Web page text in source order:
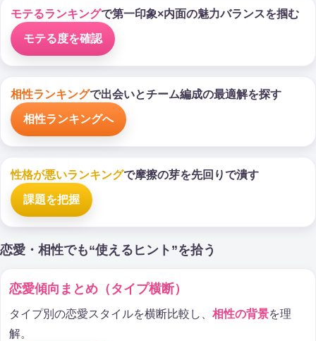
モテるランキングで第一印象×内面の魅力バランスを掴む
モテる度を確認
相性ランキングで出会いとチーム編成の最適解を探す
相性ランキングへ
性格が悪いランキングで摩擦の芽を先回りで潰す
課題を把握
恋愛・相性でも“使えるヒント”を拾う
恋愛傾向まとめ（タイプ横断）
タイプ別の恋愛スタイルを横断比較し、 相性の背景を理
解。